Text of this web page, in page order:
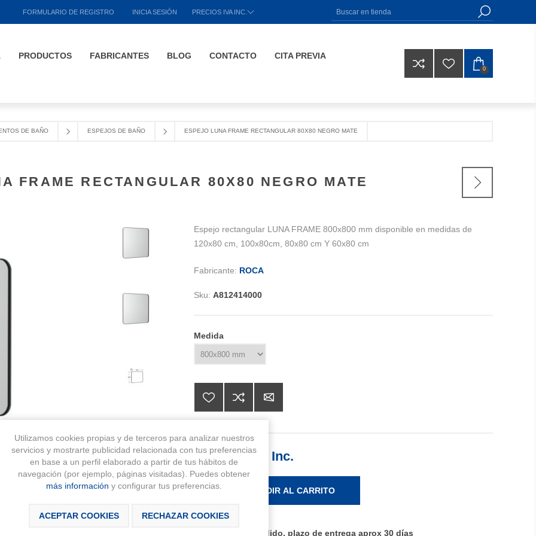
FORMULARIO DE REGISTRO INICIA SESIÓN PRECIOS IVA INC.
PRODUCTOS FABRICANTES BLOG CONTACTO CITA PREVIA
0
DE BAÑO ESPEJOS DE BAÑO ESPEJO LUNA FRAME RECTANGULAR 80X80 NEGRO MATE
FRAME RECTANGULAR 80X80 NEGRO MATE
Espejo rectangular LUNA FRAME 800x800 mm disponible en medidas de
120x80 cm, 100x80cm, 80x80 cm Y 60x80 cm
Fabricante: ROCA
Sku: A812414000
Medida
176,96 € IVA Inc.
AÑADIR AL CARRITO
Producto bajo pedido, plazo de entrega aprox 30 días
Utilizamos cookies propias y de terceros para analizar nuestros
servicios y mostrarte publicidad relacionada con tus preferencias
en base a un perfil elaborado a partir de tus hábitos de
navegación (por ejemplo, páginas visitadas). Puedes obtener
más información y configurar tus preferencias.
ACEPTAR COOKIES RECHAZAR COOKIES